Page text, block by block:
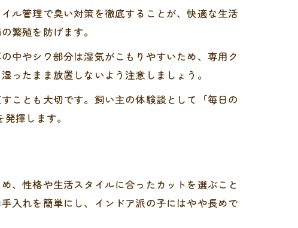
ル管理で臭い対策を徹底することが、快適な生活
繁殖を防げます。
中やシワ部分は湿気がこもりやすいため、専用ク
ったまま放置しないよう注意しましょう。
ことも大切です。飼い主の体験談として「毎日の
揮します。
、性格や生活スタイルに合ったカットを選ぶこと
入れを簡単にし、インドア派の子にはやや長めで